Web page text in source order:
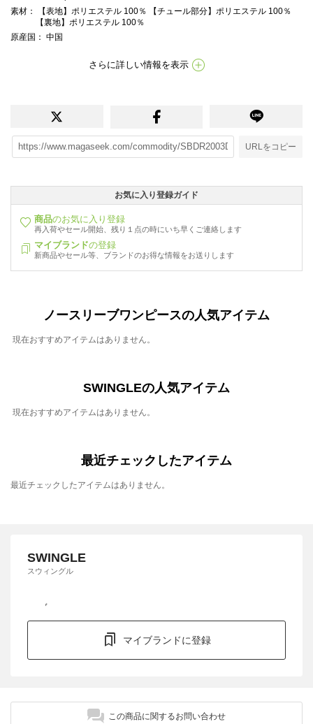
素材 ： 【表地】ポリエステル 100％ 【チュール部分】ポリエステル 100％
【裏地】ポリエステル 100％
原産国 ： 中国
さらに詳しい情報を表示
URLをコピー
お気に入り登録ガイド
商品のお気に入り登録
再入荷やセール開始、残り１点の時にいち早くご連絡します
マイブランドの登録
新商品やセール等、ブランドのお得な情報をお送りします
ノースリーブワンピースの人気アイテム
現在おすすめアイテムはありません。
SWINGLEの人気アイテム
現在おすすめアイテムはありません。
最近チェックしたアイテム
最近チェックしたアイテムはありません。
SWINGLE
スウィングル
マイブランドに登録
この商品に関するお問い合わせ